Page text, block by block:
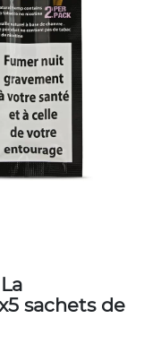
sachets de